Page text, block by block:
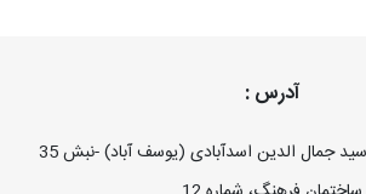
آدرس :
تهران – خیابان سید جمال الدین اسدآبادی (یوسف آباد) -نبش 35